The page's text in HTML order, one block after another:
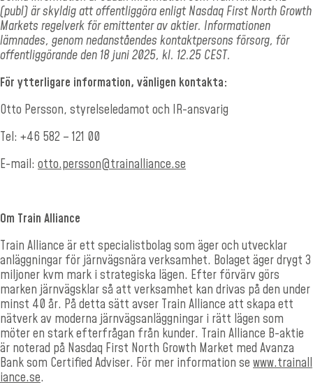
(publ) är skyldig att offentliggöra enligt Nasdaq First North Growth
Markets regelverk för emittenter av aktier. Informationen
lämnades, genom nedanståendes kontaktpersons försorg, för
offentliggörande den 18 juni 2025, kl. 12.25 CEST.
För ytterligare information, vänligen kontakta:
Otto Persson, styrelseledamot och IR-ansvarig
Tel: +46 582 – 121 00
E-mail: otto.persson@trainalliance.se
Om Train Alliance
Train Alliance är ett specialistbolag som äger och utvecklar
anläggningar för järnvägsnära verksamhet. Bolaget äger drygt 3
miljoner kvm mark i strategiska lägen. Efter förvärv görs
marken järnvägsklar så att verksamhet kan drivas på den under
minst 40 år. På detta sätt avser Train Alliance att skapa ett
nätverk av moderna järnvägsanläggningar i rätt lägen som
möter en stark efterfrågan från kunder. Train Alliance B-aktie
är noterad på Nasdaq First North Growth Market med Avanza
Bank som Certified Adviser. För mer information se www.trainall
iance.se.